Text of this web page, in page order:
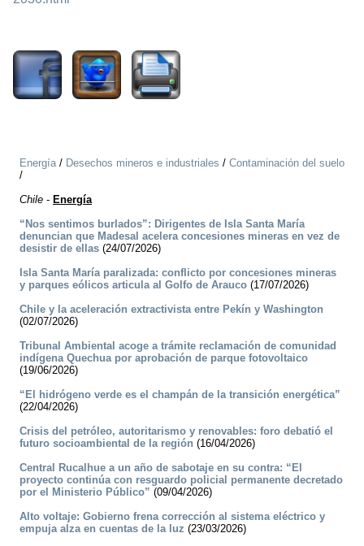
Energía/ Desechos mineros e industriales / Contaminación del suelo
/
Chile - Energía
“Nos sentimos burlados”: Dirigentes de Isla Santa María
denuncian que Madesal acelera concesiones mineras en vez de
desistir de ellas (24/07/2026)
Isla Santa María paralizada: conflicto por concesiones mineras
y parques eólicos articula al Golfo de Arauco (17/07/2026)
Chile y la aceleración extractivista entre Pekín y Washington
(02/07/2026)
Tribunal Ambiental acoge a trámite reclamación de comunidad
indígena Quechua por aprobación de parque fotovoltaico
(19/06/2026)
“El hidrógeno verde es el champán de la transición energética”
(22/04/2026)
Crisis del petróleo, autoritarismo y renovables: foro debatió el
futuro socioambiental de la región (16/04/2026)
Central Rucalhue a un año de sabotaje en su contra: “El
proyecto continúa con resguardo policial permanente decretado
por el Ministerio Público” (09/04/2026)
Alto voltaje: Gobierno frena corrección al sistema eléctrico y
empuja alza en cuentas de la luz (23/03/2026)